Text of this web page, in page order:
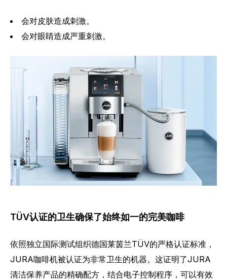
会对皮肤造成刺激。
会对眼睛造成严重刺激。
TÜV认证的卫生确保了始终如一的完美咖啡
依照独立国际测试组织德国莱茵兰TÜV的严格认证标准，
JURA咖啡机被认证为非常卫生的机器。这证明了JURA
清洁保养产品的精确配方，结合电子控制程序，可以有效